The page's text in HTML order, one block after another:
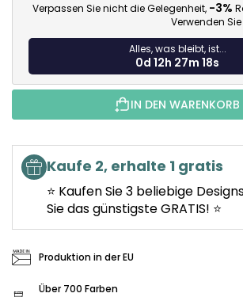
Verpassen Sie nicht die Gelegenheit, -3%
Verwenden
Alles, was bleibt, ist...
0d 12h 27m 18s
IN DEN WARENKORB
Kaufe 2, erhalte 1 gratis
⭐ Kaufen Sie 3 beliebige
Sie das günstigste GRATIS! ⭐
Produktion in der EU
Über 700 Farben